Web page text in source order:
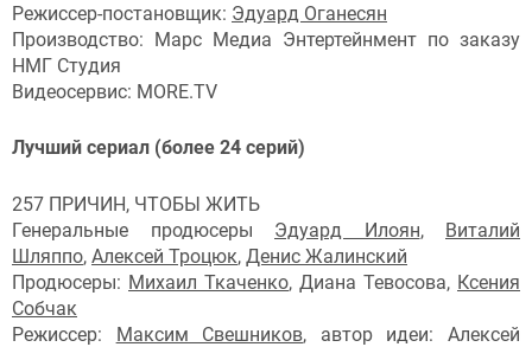
Режиссер-постановщик: Эдуард Оганесян
Производство: Марс Медиа Энтертейнмент по заказу
НМГ Студия
Видеосервис: MORE.TV
Лучший сериал (более 24 серий)
257 ПРИЧИН, ЧТОБЫ ЖИТЬ
Генеральные продюсеры Эдуард Илоян, Виталий
Шляппо, Алексей Троцюк, Денис Жалинский
Продюсеры: Михаил Ткаченко, Диана Тевосова, Ксения
Собчак
Режиссер: Максим Свешников, автор идеи: Алексей